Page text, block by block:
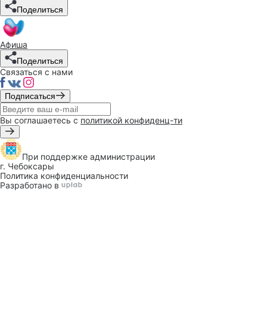
Поделиться
Афиша
Поделиться
Связаться с нами
Подписаться
Вы соглашаетесь с политикой конфиденц-ти
При поддержке администрации
г. Чебоксары
Политика конфиденциальности
Разработано в